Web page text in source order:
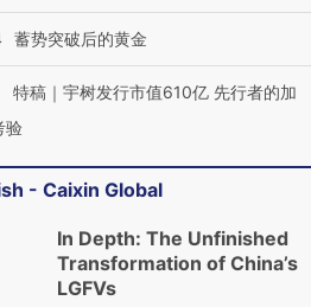
蓄势突破后的黄金
特稿｜宇树发行市值610亿 先行者的加
验
- Caixin Global
In Depth: The Unfinished
Transformation of China’s
LGFVs